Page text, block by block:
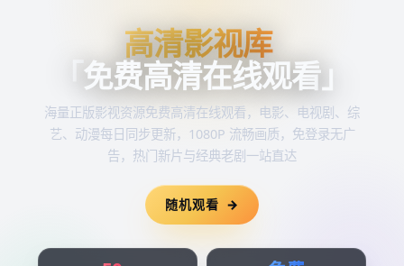
高清影视库
高清影视库
免费高清在线观看」
海量正版影视资源免费高清在线观看 ，电影、电视剧、综
艺、动漫每日同步更新，1080P 流畅画质，免登录无广
告，热门新片与经典老剧一站直达
随机观看